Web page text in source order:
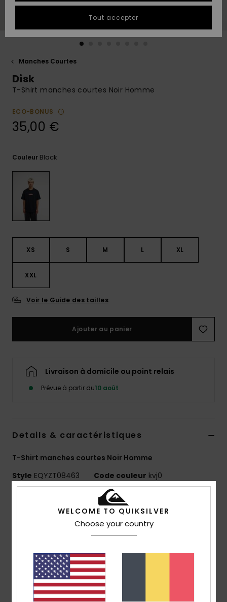
Démarrez
pour obtenir
Démarrer
COLLECTION
CARTE
CADEAU
LISTE DE
SOUHAITS
Manches Courtes
Disk
T-Shirt manches courtes Noir Homme
ECO-BONUS
35,00 €
Couleur Black
XS S M L XL
XXL
Voir le Guide des tailles
Ajouter au panier
Livraison à domicile ou point relais
Prévue à partir du10 août
Details & caractéristiques
T-Shirt manches courtes Noir Homme
Style EQYZT08463 Code couleur kvj0
90 % coton biologique certifié
Coupe :confort
Col :col rond
Autre :sérigraphie sur la poitrine
Marquage :étiquette Quiksilver tissée sur la
WELCOME TO QUIKSILVER
Choose your country
Tout accepter